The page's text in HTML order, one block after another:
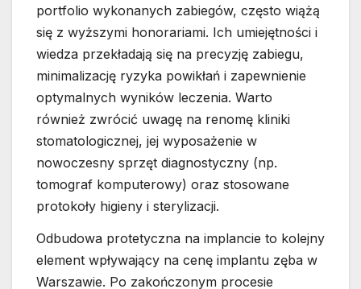
portfolio wykonanych zabiegów, często wiążą
się z wyższymi honorariami. Ich umiejętności i
wiedza przekładają się na precyzję zabiegu,
minimalizację ryzyka powikłań i zapewnienie
optymalnych wyników leczenia. Warto
również zwrócić uwagę na renomę kliniki
stomatologicznej, jej wyposażenie w
nowoczesny sprzęt diagnostyczny (np.
tomograf komputerowy) oraz stosowane
protokoły higieny i sterylizacji.
Odbudowa protetyczna na implancie to kolejny
element wpływający na cenę implantu zęba w
Warszawie. Po zakończonym procesie